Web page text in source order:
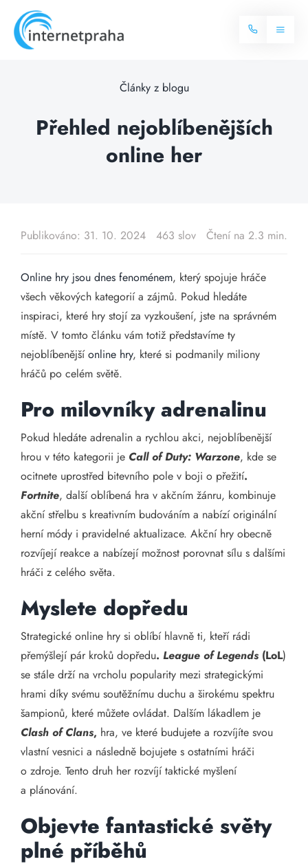
content
Toggle
Balíčky internetu
Televize
Blog
Kontakt
Články z blogu
Přehled nejoblíbenějších
online her
Publikováno: 31. 10. 2024 463 slov Čtení na 2.3 min.
Online hry jsou dnes fenoménem, který spojuje hráče
všech věkových kategorií a zájmů. Pokud hledáte
inspiraci, které hry stojí za vyzkoušení, jste na správném
místě. V tomto článku vám totiž představíme ty
nejoblíbenějšíonline hry, které si podmanily miliony
hráčů po celém světě.
Pro milovníky adrenalinu
Pokud hledáte adrenalin a rychlou akci, nejoblíbenější
hrou v této kategorii je Call of Duty: Warzone, kde se
ocitnete uprostřed bitevního pole v boji o přežití.
Fortnite, další oblíbená hra v akčním žánru, kombinuje
akční střelbu s kreativním budováním a nabízí originální
herní módy i pravidelné aktualizace. Akční hry obecně
rozvíjejí reakce a nabízejí možnost porovnat sílu s dalšími
hráči z celého světa.
Myslete dopředu
Strategické online hry si oblíbí hlavně ti, kteří rádi
přemýšlejí pár kroků dopředu. League of Legends (LoL)
se stále drží na vrcholu popularity mezi strategickými
hrami díky svému soutěžnímu duchu a širokému spektru
šampionů, které můžete ovládat. Dalším lákadlem je
Clash of Clans, hra, ve které budujete a rozvíjíte svou
vlastní vesnici a následně bojujete s ostatními hráči
o zdroje. Tento druh her rozvíjí taktické myšlení
a plánování.
Objevte fantastické světy
plné příběhů